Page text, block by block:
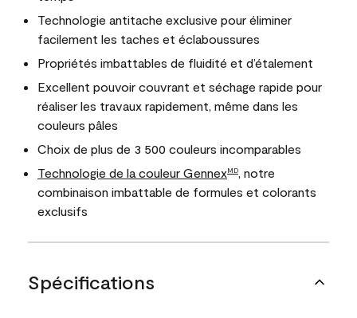
Technologie antitache exclusive pour éliminer
facilement les taches et éclaboussures
Propriétés imbattables de fluidité et d’étalement
Excellent pouvoir couvrant et séchage rapide pour
réaliser les travaux rapidement, même dans les
couleurs pâles
Choix de plus de 3 500 couleurs incomparables
Technologie de la couleur GennexMD
, notre
combinaison imbattable de formules et colorants
exclusifs
Spécifications